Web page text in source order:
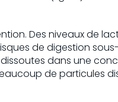
Des niveaux de
de digestion
dans une
de particules